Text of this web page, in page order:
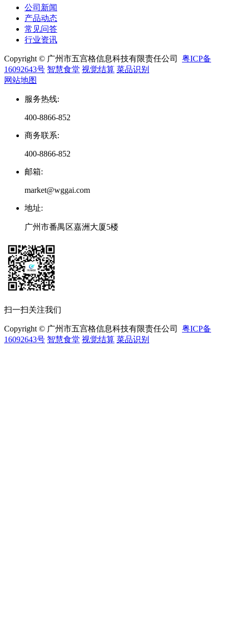
公司新闻
产品动态
常见问答
行业资讯
Copyright © 广州市五宫格信息科技有限责任公司 粤ICP备
16092643号 智慧食堂 视觉结算 菜品识别
网站地图
服务热线:
400-8866-852
商务联系:
400-8866-852
邮箱:
market@wggai.com
地址:
广州市番禺区嘉洲大厦5楼
扫一扫关注我们
Copyright © 广州市五宫格信息科技有限责任公司 粤ICP备
16092643号 智慧食堂 视觉结算 菜品识别